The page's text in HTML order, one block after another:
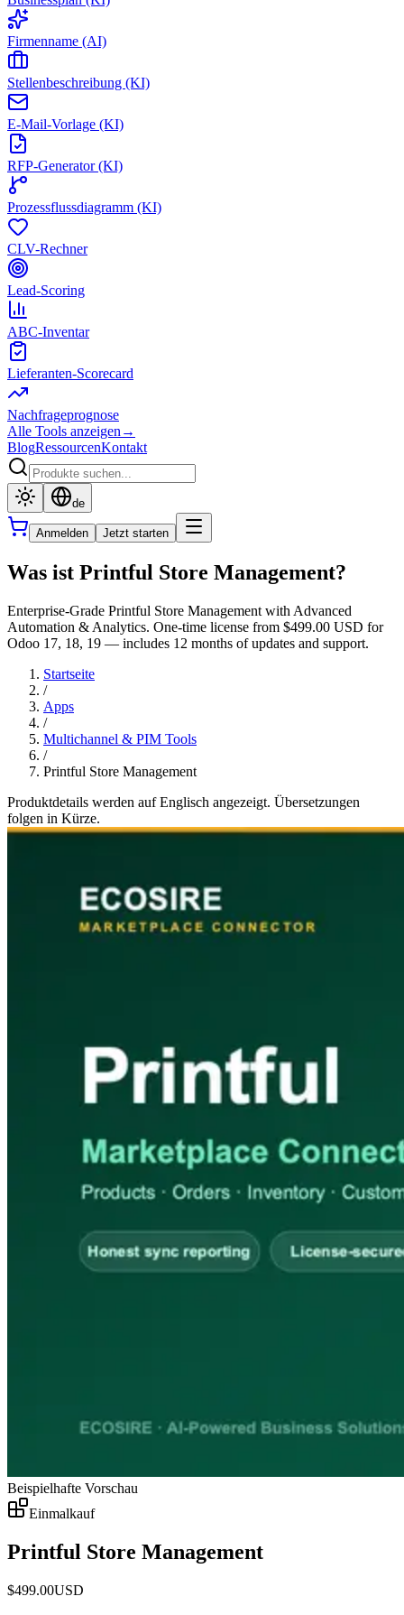
Firmenname (AI)
Stellenbeschreibung (KI)
E-Mail-Vorlage (KI)
RFP-Generator (KI)
Prozessflussdiagramm (KI)
CLV-Rechner
Lead-Scoring
ABC-Inventar
Lieferanten-Scorecard
Nachfrageprognose
Alle Tools anzeigen →
BlogRessourcenKontakt
de
Anmelden Jetzt starten
Was ist Printful Store Management?
Enterprise-Grade Printful Store Management with Advanced
Automation & Analytics. One-time license from $499.00 USD for
Odoo 17, 18, 19 — includes 12 months of updates and support.
Startseite
/
Apps
/
Multichannel & PIM Tools
/
Printful Store Management
Produktdetails werden auf Englisch angezeigt. Übersetzungen
folgen in Kürze.
Beispielhafte Vorschau
Einmalkauf
Printful Store Management
$499.00USD